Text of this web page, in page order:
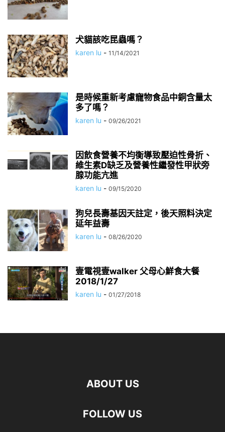
犬貓該吃昆蟲嗎？
karen lu - 11/14/2021
是時候重新考慮寵物食品中銅含量太
多了嗎？
karen lu - 09/26/2021
因飲食營養不均衡導致壓迫性骨折、
維生素D缺乏及營養性繼發性甲狀旁
腺功能亢進
karen lu - 09/15/2020
狗兒長壽基因天註定，後天照料決定
延年益壽
karen lu - 08/26/2020
壹電視壹walker 父母心鮮食大餐
2018/1/27
karen lu - 01/27/2018
ABOUT US
FOLLOW US